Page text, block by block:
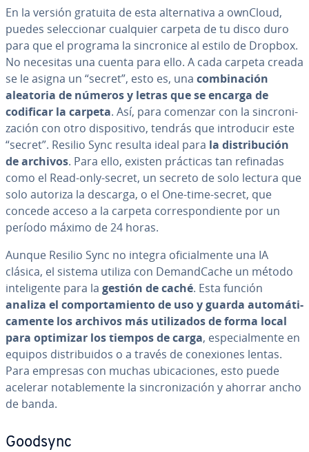
En la versión gratuita de esta al­te­r­na­ti­va a ownCloud,
puedes se­le­c­cio­nar cualquier carpeta de tu disco duro
para que el programa la si­n­cro­ni­ce al estilo de Dropbox.
No necesitas una cuenta para ello. A cada carpeta creada
se le asigna un “secret”, esto es, una co­m­bi­na­ción
aleatoria de números y letras que se encarga de
codificar la carpeta. Así, para comenzar con la si­n­cro­ni­
za­ción con otro di­s­po­si­ti­vo, tendrás que in­tro­du­cir este
“secret”. Resilio Sync resulta ideal para la di­s­tri­bu­ción
de archivos. Para ello, existen prácticas tan refinadas
como el Read-only-secret, un secreto de solo lectura que
solo autoriza la descarga, o el One-time-secret, que
concede acceso a la carpeta co­rre­s­po­n­die­n­te por un
período máximo de 24 horas.
Aunque Resilio Sync no integra ofi­cia­l­me­n­te una IA
clásica, el sistema utiliza con De­ma­n­d­Ca­che un método
in­te­li­ge­n­te para la gestión de caché. Esta función
analiza el co­m­po­r­ta­mie­n­to de uso y guarda au­to­má­ti­
ca­me­n­te los archivos más uti­li­za­dos de forma local
para optimizar los tiempos de carga, es­pe­cia­l­me­n­te en
equipos di­s­tri­bui­dos o a través de co­ne­xio­nes lentas.
Para empresas con muchas ubi­ca­cio­nes, esto puede
acelerar no­ta­ble­me­n­te la si­n­cro­ni­za­ción y ahorrar ancho
de banda.
Goodsync